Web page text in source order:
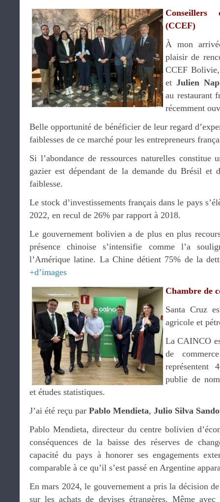
Conseillers
(CCEF)
À mon
plaisir de
CCEF
etJulien
au restaurant
récemment
Belle opportunité de bénéficier de leur regard
faiblesses de ce marché pour les entrepreneurs
Si l’abondance de ressources naturelles constitue
gazier est dépendant de la demande du Brésil et
faiblesse.
Le stock d’investissements français dans le pays
2022, en recul de 26% par rapport à 2018.
Le gouvernement bolivien a de plus en plus
présence chinoise s’intensifie comme l’a
l’Amérique latine. La Chine détient 75% de la
+d’images
Chambre de
Santa Cruz
agricole et
La CAINCO
de
publie de
et études statistiques.
J’ai été reçu par Pablo Mendieta, Julio Silva
Pablo Mendieta, directeur du centre bolivien
conséquences de la baisse des réserves de
capacité du pays à honorer ses engagements
comparable à ce qu’il s’est passé en Argentine
En mars 2024, le gouvernement a pris la décision
sur les achats de devises étrangères. Même